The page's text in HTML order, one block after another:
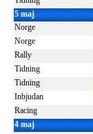
5 maj
Norge
Norge
Rally
Tidning
Tidning
Inbjudan
Racing
4 maj